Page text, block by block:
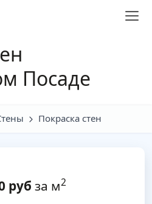
Посаде
Покраска стен
руб за м2